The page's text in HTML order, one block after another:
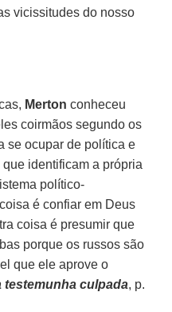
vicissitudes do nosso
Merton conheceu
coirmãos segundo os
se ocupar de política e
identificam a própria
político-
é confiar em Deus
coisa é presumir que
porque os russos são
que ele aprove o
testemunha culpada, p.